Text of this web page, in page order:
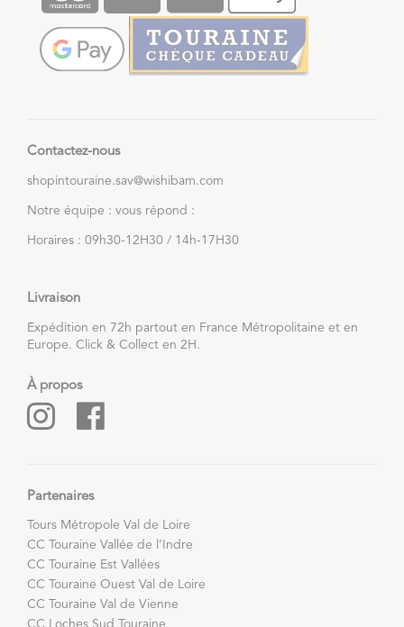
Contactez-nous
shopintouraine.sav@wishibam.com
Notre équipe : vous répond :
Horaires : 09h30-12H30 / 14h-17H30
Livraison
Expédition en 72h partout en France Métropolitaine et en
Europe. Click & Collect en 2H.
À propos
Partenaires
Tours Métropole Val de Loire
CC Touraine Vallée de l’Indre
CC Touraine Est Vallées
CC Touraine Ouest Val de Loire
CC Touraine Val de Vienne
CC Loches Sud Touraine